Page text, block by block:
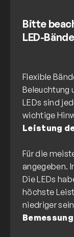
Bitte
LED-
Flexible
Beleuchtung
LEDs sind
Leistung
Für die
angegeben.
Die LEDs
höchste